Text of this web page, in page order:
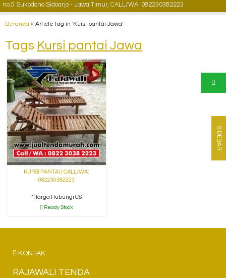
no.5 Sukodono Sidoarjo - Jawa Timur, CALL/WA: 082230382223
Beranda » Article tag in 'Kursi pantai Jawa'
Tags Kursi pantai Jawa
KURSI PANTAI | CALL/WA:
082230382223
*Harga Hubungi CS
Ready Stock
SIDEBAR
KONTAK
RAJAWALI TENDA